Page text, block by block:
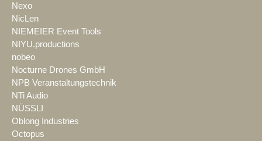
Nexo
NicLen
NIEMEIER Event Tools
NIYU.productions
nobeo
Nocturne Drones GmbH
NPB Veranstaltungstechnik
NTi Audio
NÜSSLI
Oblong Industries
Octopus